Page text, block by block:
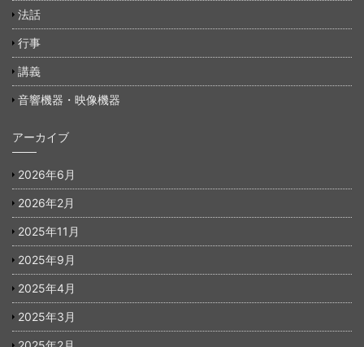
法話
行事
講義
音響機器・映像機器
アーカイブ
2026年6月
2026年2月
2025年11月
2025年9月
2025年4月
2025年3月